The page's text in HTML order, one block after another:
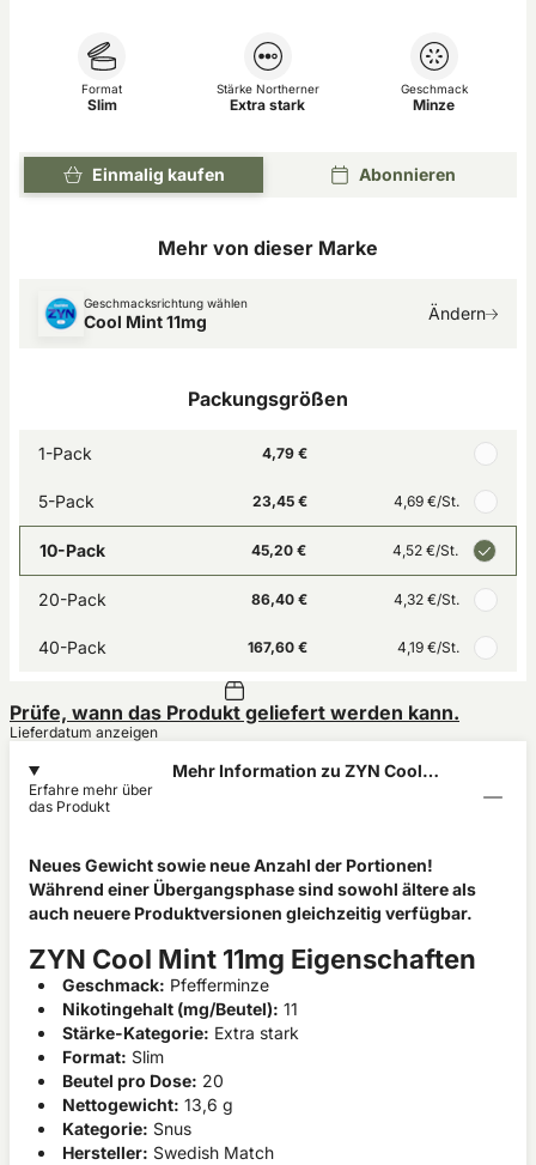
Einmalig kaufen Abonnieren
Format
Slim
Stärke Northerner
Extra stark
Geschmack
Minze
Mehr von dieser Marke
Geschmacksrichtung wählen
Cool Mint 11mg Ändern
Packungsgrößen
1-Pack 4,79 €
5-Pack 23,45 € 4,69 €/St.
10-Pack 45,20 € 4,52 €/St.
20-Pack 86,40 € 4,32 €/St.
40-Pack 167,60 € 4,19 €/St.
Prüfe, wann das Produkt geliefert werden kann.
Lieferdatum anzeigen
Mehr Information zu ZYN Cool
Erfahre mehr über
das Produkt
Neues Gewicht sowie neue Anzahl der Portionen!
Während einer Übergangsphase sind sowohl ältere als
auch neuere Produktversionen gleichzeitig verfügbar.
ZYN Cool Mint 11mg Eigenschaften
Geschmack: Pfefferminze
Nikotingehalt (mg/Beutel): 11
Stärke-Kategorie: Extra stark
Format: Slim
Beutel pro Dose: 20
Nettogewicht: 13,6 g
Kategorie: Snus
Hersteller: Swedish Match